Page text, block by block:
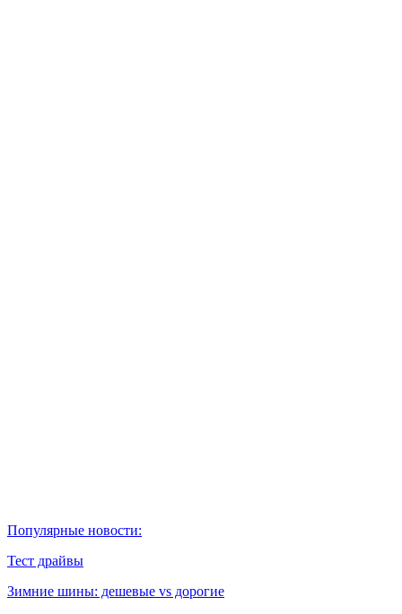
Популярные новости:
Тест драйвы
Зимние шины: дешевые vs дорогие